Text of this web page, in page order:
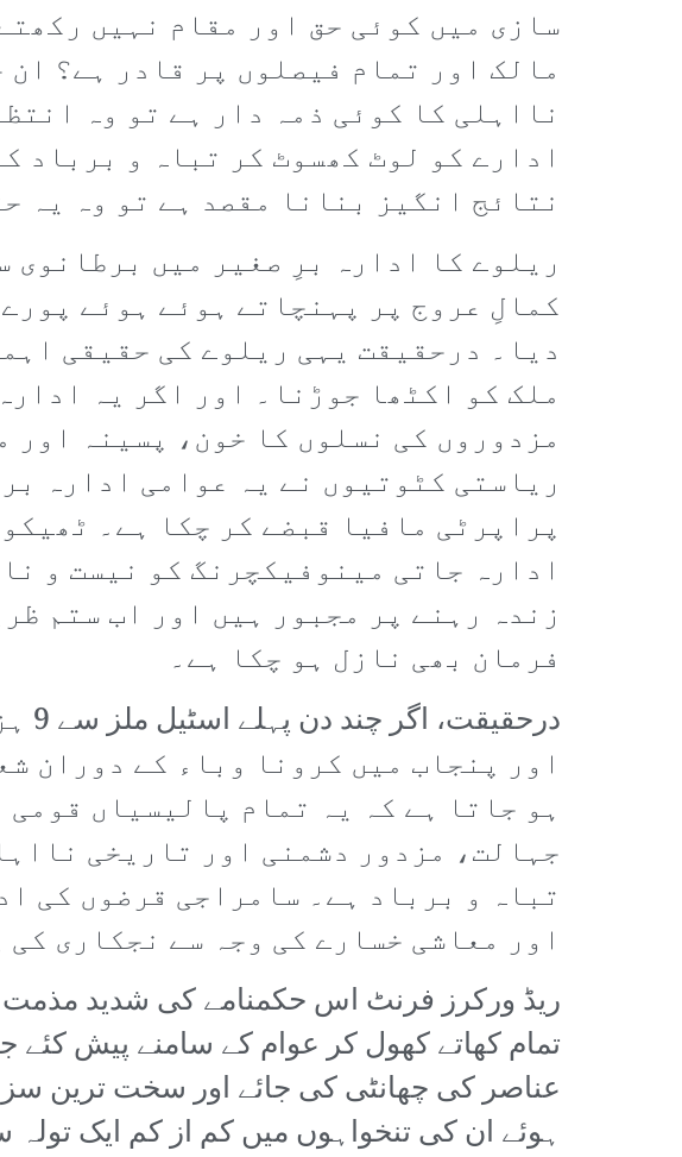
سازی میں کوئی حق اور مقام نہیں
مالک اور تمام فیصلوں پر قادر ہے؟
نااہلی کا کوئی ذمہ دار ہے تو وہ
ادارے کو لوٹ کھسوٹ کر تباہ و برباد
نتائج انگیز بنانا مقصد ہے تو وہ یہ
ریلوے کا ادارہ برِ صغیر میں
کمالِ عروج پر پہنچاتے ہوئے ہوئے
دیا۔ درحقیقت یہی ریلوے کی حقیقی
ملک کو اکٹھا جوڑنا۔ اور اگر یہ
مزدوروں کی نسلوں کا خون، پسینہ
ریاستی کٹوتیوں نے یہ عوامی ادارہ
پراپرٹی مافیا قبضے کر چکا ہے۔
ادارہ جاتی مینوفیکچرنگ کو نیست و
زندہ رہنے پر مجبور ہیں اور اب ستم
فرمان بھی نازل ہو چکا ہے۔
اور پنجاب میں کرونا وباء کے دوران
ہو جاتا ہے کہ یہ تمام پالیسیاں
جہالت، مزدور دشمنی اور تاریخی
تباہ و برباد ہے۔ سامراجی قرضوں کی
اور معاشی خسارے کی وجہ سے نجکاری
ریڈ ورکرز فرنٹ اس حکمنامے کی شدید مذمت
تمام کھاتے کھول کر عوام کے سامنے پیش کئے
عناصر کی چھانٹی کی جائے اور سخت ترین
ہوئے ان کی تنخواہوں میں کم از کم ایک تولہ